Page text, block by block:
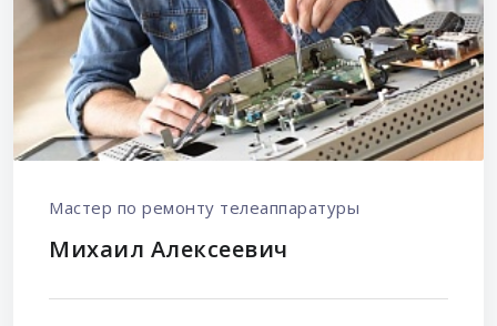
Мастер по ремонту телеаппаратуры
Михаил Алексеевич